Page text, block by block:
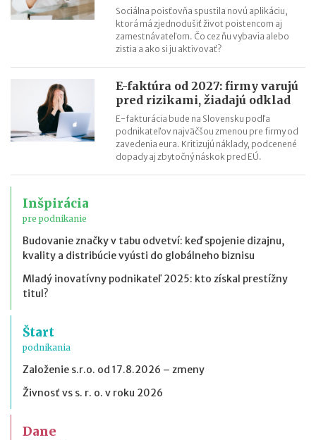
Sociálna poisťovňa spustila novú aplikáciu,
ktorá má zjednodušiť život poistencom aj
zamestnávateľom. Čo cez ňu vybavia alebo
zistia a ako si ju aktivovať?
E-faktúra od 2027: firmy varujú
pred rizikami, žiadajú odklad
E-fakturácia bude na Slovensku podľa
podnikateľov najväčšou zmenou pre firmy od
zavedenia eura. Kritizujú náklady, podcenené
dopady aj zbytočný náskok pred EÚ.
Inšpirácia
pre podnikanie
Budovanie značky v tabu odvetví: keď spojenie dizajnu,
kvality a distribúcie vyústi do globálneho biznisu
Mladý inovatívny podnikateľ 2025: kto získal prestížny
titul?
Štart
podnikania
Založenie s.r.o. od 17.8.2026 – zmeny
Živnosť vs s. r. o. v roku 2026
Dane